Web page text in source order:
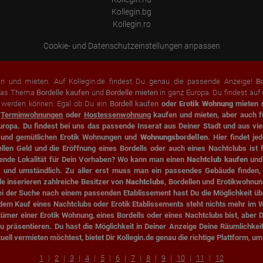
Die erzeugten Informationen über die Benutzung unserer Webseiten
sowie die von dem Browser übermittelte IP-Adresse werden übertragen
und gespeichert. Dabei können aus den verarbeiteten Daten pseudonyme
Nutzungsprofile der Nutzer erstellt werden. Diese Informationen wird
Google gegebenenfalls auch an Dritte übertragen, sofern dies gesetzlich
wird oder, soweit Dritte diese Daten im Auftrag von
Mitgliedstaaten der Europäischen Union oder in anderen
des Abkommens über den Europäischen
gekürzt, dies bedeutet, dass alle Daten anonym
erhoben werden. Nur in Ausnahmefällen wird die volle IP-Adresse an
einen Server von Google in den USA übertragen und dort gekürzt. Die von
Browser des Nutzers übermittelte IP-Adresse wird nicht mit anderen
Daten von Google zusammengeführt.
Informationen zum Besucherverhalten sind folgende:
Herkunft (Land und Stadt)
Sprache
Betriebssystem
Gerät (PC, Tablet-PC oder Smartphone)
Browser und alle verwendeten Add-ons
Auflösung des Computers
Besucherquelle (Facebook, Suchmaschine oder verweisende
Webseite)
Welche Dateien wurden heruntergeladen?
Wurden Werbebanner angeklickt?
Kollegin.bg
Kollegin.ro
Cookie- und Datenschutzeinstellungen anpassen
und mieten. Auf Kollegin.de findest Du genau die passende Anzeige!
Thema Bordelle kaufenund Bordelle mietenin ganz Europa. Du findest auf
können. Egal ob Du ein Bordell kaufen oderErotik Wohnungmieten
Terminwohnungen oder Hostessenwohnungkaufen und mieten, aber auch
Du findest bei uns das passende Inserat aus Deiner Stadt und aus
gemütlichen Erotik Wohnungen und Wohnungsbordellen. Hier findet
Geld und die Eröffnung eines Bordells oder auch eines Nachtclubs
Lokalität für Dein Vorhaben? Wo kann man einenNachtclub kaufenund
umständlich. Zu aller erst muss man ein passendes Gebäude
inserieren zahlreiche Besitzer von Nachtclubs, Bordellen und
Suche nach einem passenden Etablissement hast Du die Möglichkeit
Kauf eines Nachtclubs oder Erotik Etablissements steht nichts mehr
einer Erotik Wohnung, eines Bordells oder eines Nachtclubs bist,
Du hast die Möglichkeit in Deiner Anzeige Deine
vermieten möchtest, bietet Dir Kollegin.de genau die richtige Plattform,
1 2 3 4 5 6 7 8 9 10 11 12